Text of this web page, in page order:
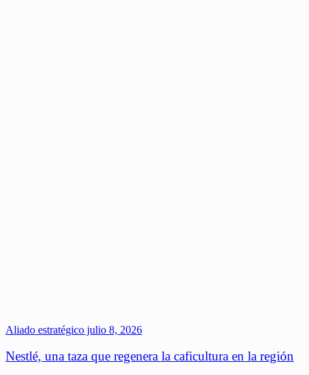
Aliado estratégico julio 8, 2026
Nestlé, una taza que regenera la caficultura en la región